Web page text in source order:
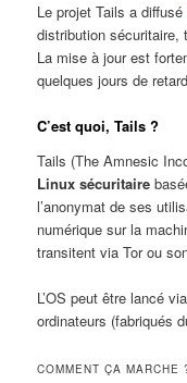
Le projet Tails a diffusé
distribution sécuritaire,
La mise à jour est
quelques jours de
C’est quoi, Tails ?
Tails (The Amnesic
Linux sécuritaire
l’anonymat de ses
numérique sur la
transitent via Tor ou
L’OS peut être lancé
ordinateurs (fabriqués
COMMENT ÇA MARCHE